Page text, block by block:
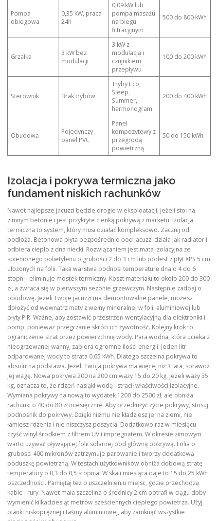
Pompa
obiegowa
0,35 kW, praca
24h
0,09 kW lub
pompa masażu
na biegu
filtracyjnym
500 do 800 kWh
Grzałka
3 kW bez
modulacji
3 kW z
modulacją i
czujnikiem
przepływu
100 do 200 kWh
Sterownik Brak trybów
Tryby Eco,
Sleep,
Summer,
harmonogram
200 do 400 kWh
Obudowa
Pojedynczy
panel PVC
Panel
kompozytowy z
przegrodą
powietrzną
50 do 150 kWh
Izolacja i pokrywa termiczna jako
fundament niskich rachunków
Nawet najlepsze jacuzzi będzie drogie w eksploatacji, jeżeli stoi na
zimnym betonie i jest przykryte cienką pokrywą z marketu. Izolacja
termiczna to system, który musi działać kompleksowo. Zacznij od
podłoża. Betonowa płyta bezpośrednio pod jacuzzi działa jak radiator i
odbiera ciepło z dna niecki. Rozwiązaniem jest mata izolacyjna ze
spienionego polietylenu o grubości 2 do 3 cm lub podest z płyt XPS 5 cm
ułożonych na folii. Taka warstwa podnosi temperaturę dna o 4 do 6
stopni i eliminuje mostek termiczny. Koszt materiału to około 200 do 300
zł, a zwraca się w pierwszym sezonie grzewczym. Następnie zadbaj o
obudowę. Jeżeli Twoje jacuzzi ma demontowalne panele, możesz
dołożyć od wewnątrz maty z wełny mineralnej w folii aluminiowej lub
płyty PIR. Ważne, aby zostawić przestrzeń wentylacyjną dla elektroniki i
pomp, ponieważ przegrzanie skróci ich żywotność. Kolejny krok to
ograniczenie strat przez powierzchnię wody. Para wodna, która ucieka z
nieogrzewanej wanny, zabiera ogromne ilości energii. Jeden litr
odparowanej wody to strata 0,65 kWh. Dlatego szczelna pokrywa to
absolutna podstawa. Jeżeli Twoja pokrywa ma więcej niż 3 lata, sprawdź
jej wagę. Nowa pokrywa 200 na 200 cm waży 15 do 20 kg. Jeżeli waży 35
kg, oznacza to, że rdzeń nasiąkł wodą i stracił właściwości izolacyjne.
Wymiana pokrywy na nową to wydatek 1200 do 2500 zł, ale obniża
rachunki o 40 do 80 zł miesięcznie. Aby przedłużyć życie pokrywy, stosuj
podnośnik do pokrywy. Dzięki niemu nie kładziesz jej na ziemi, nie
łamiesz rdzenia i nie niszczysz poszycia. Dodatkowo raz w miesiącu
czyść winyl środkiem z filtrem UV i impregnatem. W okresie zimowym
warto używać pływającej folii solarnej pod główną pokrywą. Folia o
grubości 400 mikronów zatrzymuje parowanie i tworzy dodatkową
poduszkę powietrzną. W testach użytkowników obniża dobową stratę
temperatury o 0,3 do 0,5 stopnia. W skali miesiąca daje to 15 do 25 kWh
oszczędności. Pamiętaj też o uszczelnieniu miejsc, gdzie przechodzą
kable i rury. Nawet mała szczelina o średnicy 2 cm potrafi w ciągu doby
wymienić kilkadziesiąt metrów sześciennych ciepłego powietrza. Użyj
pianki niskoprężnej i taśmy aluminiowej, aby zamknąć wszystkie